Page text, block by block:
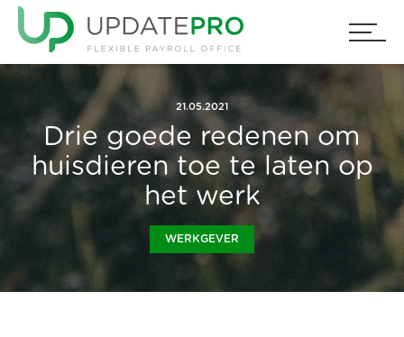
21.05.2021
Drie goede redenen om
huisdieren toe te laten op
het werk
WERKGEVER